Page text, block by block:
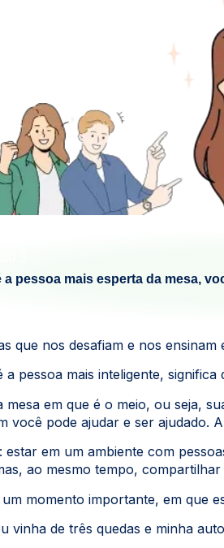
a pessoa mais esperta da mesa,
que nos desafiam e nos
a pessoa mais inteligente,
mesa em que é o meio, ou seja,
você pode ajudar e ser ajudado.
estar em um ambiente com
ao mesmo tempo,
momento importante, em que
vinha de três quedas e minha